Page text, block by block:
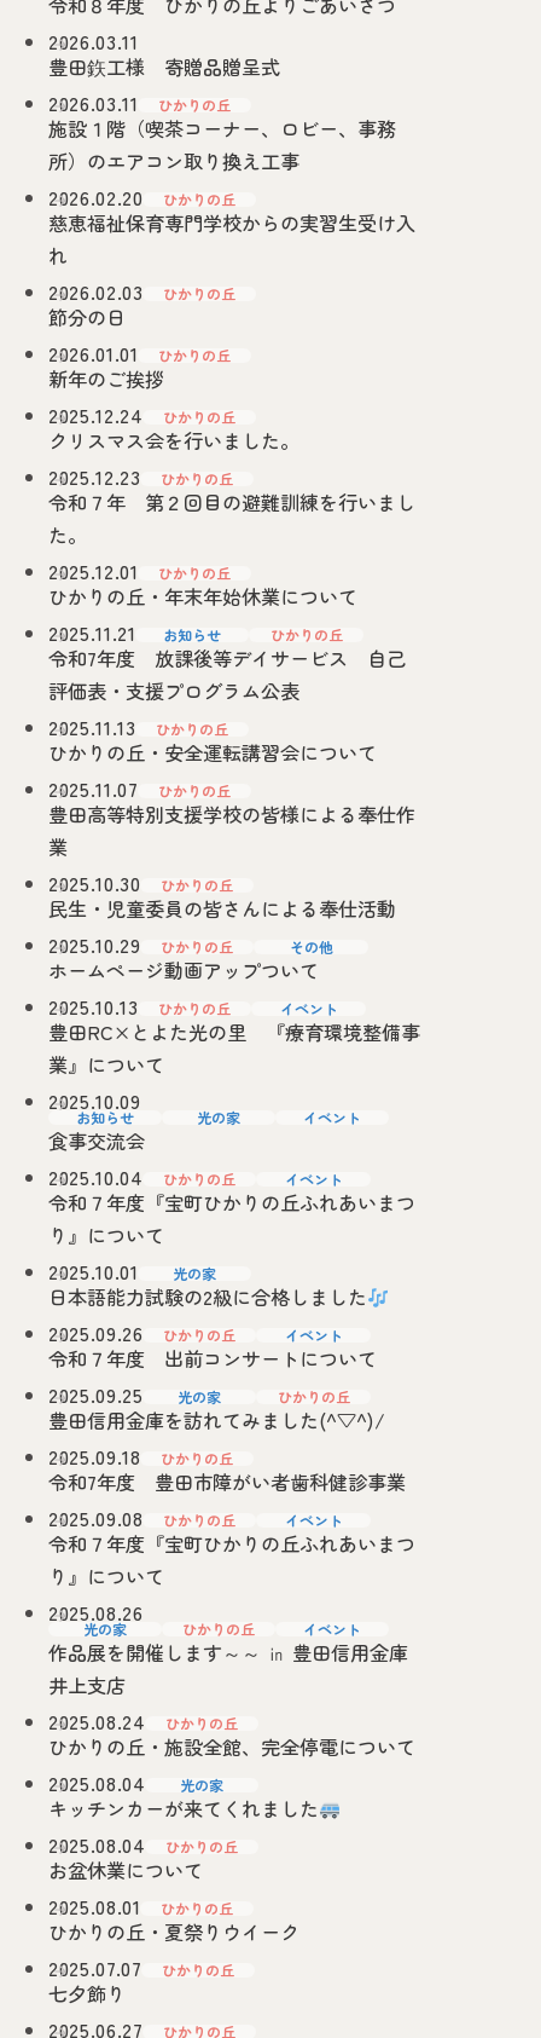
TEL 0565-46
FAX 0565-46
ひかりの丘
お申込みから
ご利用までの流
ご家族さま専用
障がい者や介護の相談をしたい
2026.03.11
豊田鉃工様 寄贈品贈呈式
2026.03.11
ひかりの丘
施設１階（喫茶コーナー、ロビー、事務
所）のエアコン取り換え工事
2026.02.20
ひかりの丘
慈恵福祉保育専門学校からの実習生受け入
れ
2026.02.03
ひかりの丘
節分の日
2026.01.01
ひかりの丘
新年のご挨拶
2025.12.24
ひかりの丘
クリスマス会を行いました。
2025.12.23
ひかりの丘
令和７年 第２回目の避難訓練を行いまし
た。
2025.12.01
ひかりの丘
ひかりの丘・年末年始休業について
2025.11.21
お知らせ ひかりの丘
令和7年度 放課後等デイサービス 自己
評価表・支援プログラム公表
2025.11.13
ひかりの丘
ひかりの丘・安全運転講習会について
2025.11.07
ひかりの丘
豊田高等特別支援学校の皆様による奉仕作
業
2025.10.30
ひかりの丘
民生・児童委員の皆さんによる奉仕活動
2025.10.29
ひかりの丘 その他
ホームページ動画アップついて
2025.10.13
ひかりの丘 イベント
豊田RC×とよた光の里 『療育環境整備事
業』について
2025.10.09
お知らせ 光の家 イベント
食事交流会
2025.10.04
ひかりの丘 イベント
令和７年度『宝町ひかりの丘ふれあいまつ
り』について
2025.10.01
光の家
日本語能力試験の2級に合格しました
2025.09.26
ひかりの丘 イベント
令和７年度 出前コンサートについて
2025.09.25
光の家 ひかりの丘
豊田信用金庫を訪れてみました(^▽^)/
2025.09.18
ひかりの丘
令和7年度 豊田市障がい者歯科健診事業
2025.09.08
ひかりの丘 イベント
令和７年度『宝町ひかりの丘ふれあいまつ
り』について
2025.08.26
光の家 ひかりの丘 イベント
作品展を開催します～～ ㏌ 豊田信用金庫
井上支店
2025.08.24
ひかりの丘
ひかりの丘・施設全館、完全停電について
2025.08.04
光の家
キッチンカーが来てくれました
2025.08.04
ひかりの丘
お盆休業について
2025.08.01
ひかりの丘
ひかりの丘・夏祭りウイーク
2025.07.07
ひかりの丘
七夕飾り
2025.06.27
ひかりの丘